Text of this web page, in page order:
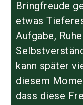
Bringfreude
etwas
Aufgabe,
kann später
diesem
dass diese